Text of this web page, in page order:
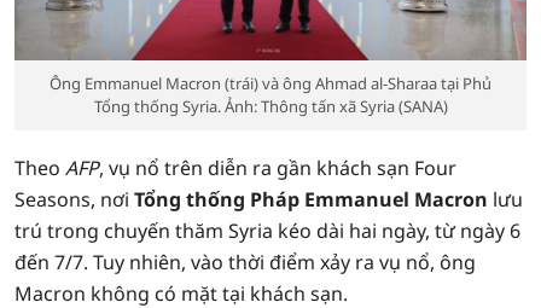
Ông Emmanuel Macron (trái) và ông Ahmad al-Sharaa tại Phủ
Tổng thống Syria. Ảnh: Thông tấn xã Syria (SANA)
Theo AFP, vụ nổ trên diễn ra gần khách sạn Four
Seasons, nơi Tổng thống Pháp Emmanuel Macron lưu
trú trong chuyến thăm Syria kéo dài hai ngày, từ ngày 6
đến 7/7. Tuy nhiên, vào thời điểm xảy ra vụ nổ, ông
Macron không có mặt tại khách sạn.